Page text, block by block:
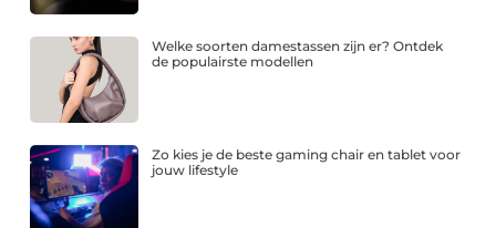
Welke soorten damestassen zijn er? Ontdek
de populairste modellen
Zo kies je de beste gaming chair en tablet voor
jouw lifestyle